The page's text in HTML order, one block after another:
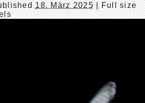
18. März 2025| Full size